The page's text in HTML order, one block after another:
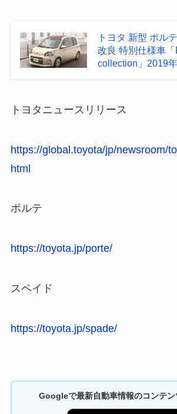
トヨタ 新型 ポル
改良 特別仕様車「
collection」2019
トヨタニュースリリース
https://global.toyota/jp/newsroom/
html
ポルテ
https://toyota.jp/porte/
スペイド
https://toyota.jp/spade/
Googleで最新自動車情報のコンテ